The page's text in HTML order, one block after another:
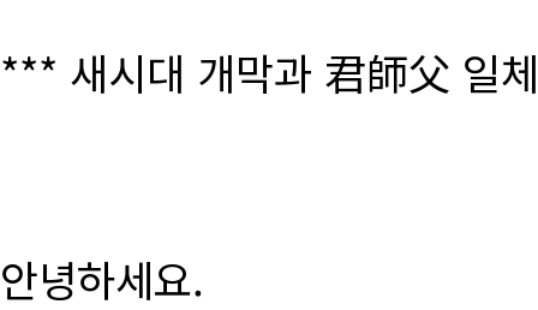
*** 새시대 개막과 君師父 일
안녕하세요.